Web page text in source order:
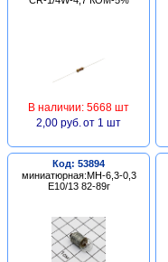
В наличии: 5668 шт
2,00 руб. от 1 шт
Код: 53894
миниатюрная:МН-6,3-0,3
Е10/13 82-89г